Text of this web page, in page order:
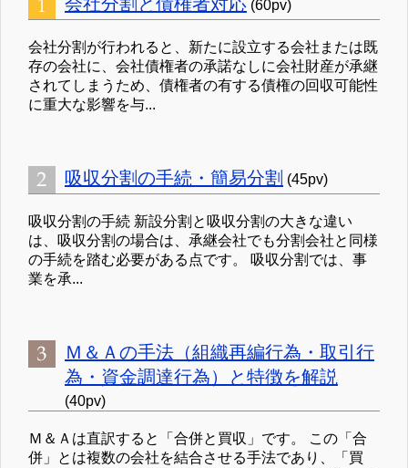
(60pv)
会社分割が行われると、新たに設立する会社または既
存の会社に、会社債権者の承諾なしに会社財産が承継
されてしまうため、債権者の有する債権の回収可能性
に重大な影響を与...
吸収分割の手続・簡易分割 (45pv)
吸収分割の手続 新設分割と吸収分割の大きな違い
は、吸収分割の場合は、承継会社でも分割会社と同様
の手続を踏む必要がある点です。 吸収分割では、事
業を承...
Ｍ＆Ａの手法（組織再編行為・取引行
為・資金調達行為）と特徴を解説
(40pv)
Ｍ＆Ａは直訳すると「合併と買収」です。 この「合
併」とは複数の会社を結合させる手法であり、「買